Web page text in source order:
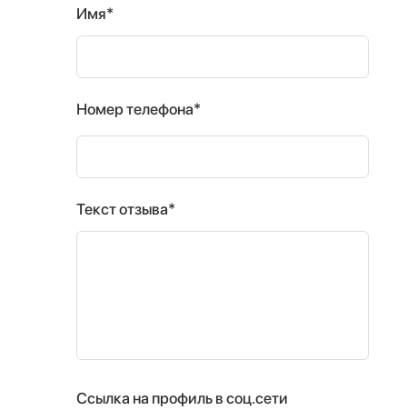
Имя*
Номер телефона*
Текст отзыва*
Ссылка на профиль в соц.сети